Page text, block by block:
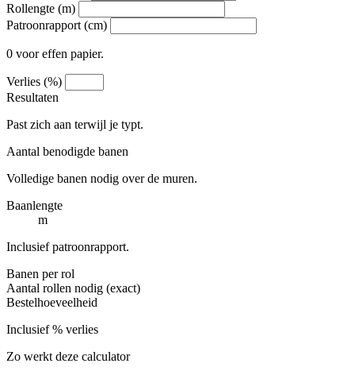
Rollengte (m)
Patroonrapport (cm)
0 voor effen papier.
Verlies (%)
Resultaten
Past zich aan terwijl je typt.
Aantal benodigde banen
Volledige banen nodig over de muren.
Baanlengte
m
Inclusief patroonrapport.
Banen per rol
Aantal rollen nodig (exact)
Bestelhoeveelheid
Inclusief% verlies
Zo werkt deze calculator